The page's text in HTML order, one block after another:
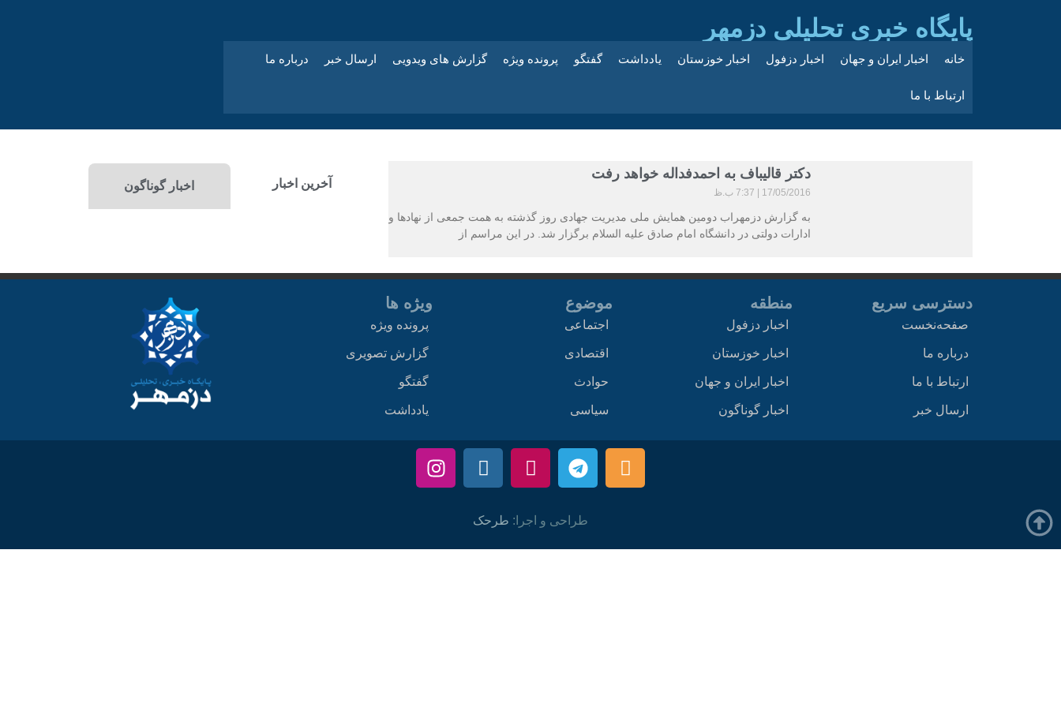
پایگاه خبری تحلیلی دزمهر
خانه اخبار ایران و جهان اخبار دزفول اخبار خوزستان یادداشت گفتگو پرونده ویژه گزارش های ویدویی ارسال خبر درباره ما
ارتباط با ما
دکتر قالیباف به احمدفداله خواهد رفت
17/05/2016 7:37 ب.ظ
به گزارش دزمهراب دومین همایش ملی مدیریت جهادی روز گذشته به همت جمعی از نهادها و
ادارات دولتی در دانشگاه امام صادق علیه السلام برگزار شد. در این مراسم از
آخرین اخبار اخبار گوناگون
دسترسی سریع
صفحه‌نخست
درباره ما
ارتباط با ما
ارسال خبر
منطقه
اخبار دزفول
اخبار خوزستان
اخبار ایران و جهان
اخبار گوناگون
موضوع
اجتماعی
اقتصادی
حوادث
سیاسی
ویژه ها
پرونده ویژه
گزارش تصویری
گفتگو
یادداشت
طراحی و اجرا: طرحک